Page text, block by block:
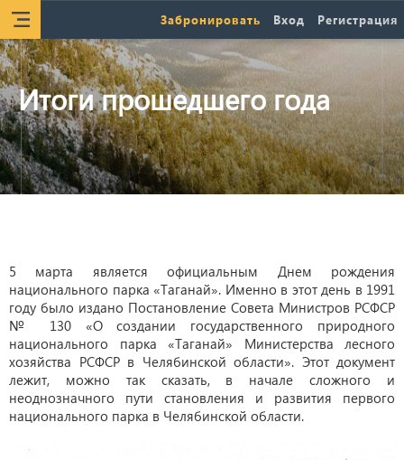
Забронировать Вход Регистрация
Итоги прошедшего года
5 марта является официальным Днем рождения
национального парка «Таганай». Именно в этот день в 1991
году было издано Постановление Совета Министров РСФСР
№ 130 «О создании государственного природного
национального парка «Таганай» Министерства лесного
хозяйства РСФСР в Челябинской области». Этот документ
лежит, можно так сказать, в начале сложного и
неоднозначного пути становления и развития первого
национального парка в Челябинской области.